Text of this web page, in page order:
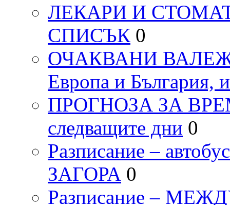
ЛЕКАРИ И
СПИСЪК 0
ОЧАКВАНИ ВАЛЕЖИ
Европа и България,
ПРОГНОЗА ЗА
следващите дни 0
Разписание –
ЗАГОРА 0
Разписание –